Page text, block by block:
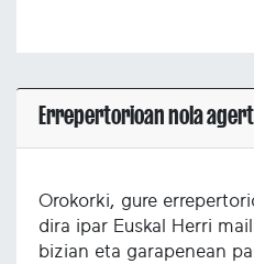
Errepertorioan nola
Orokorki, gure
dira ipar Euskal Herri
bizian eta garapenean